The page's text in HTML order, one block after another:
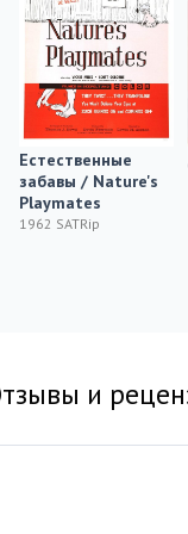
Естественные
забавы / Nature's
Playmates
1962 SATRip
и